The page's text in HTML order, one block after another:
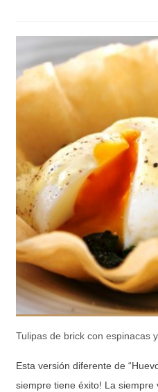
Tulipas de brick con espinacas
Esta versión diferente de
siempre tiene éxito! La siempre